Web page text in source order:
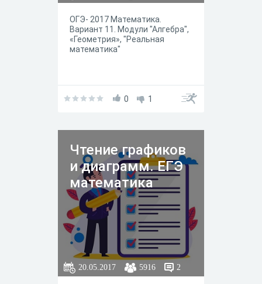
ОГЭ- 2017 Математика.
Вариант 11. Модули "Алгебра",
«Геометрия», "Реальная
математика"
0 1
Чтение графиков
и диаграмм. ЕГЭ
математика
20.05.2017 5916 2